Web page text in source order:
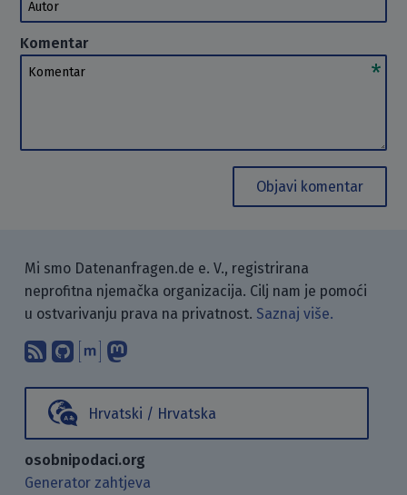
Komentar
Komentar
Objavi komentar
Mi smo Datenanfragen.de e. V., registrirana
neprofitna njemačka organizacija. Cilj nam je pomoći
u ostvarivanju prava na privatnost. Saznaj više.
Pretplati se na naš blog koristeći
Pronađi nas na GitHubu.
Raspravljaj s nama putem
Hrvatski / Hrvatska
osobnipodaci.org
Generator zahtjeva